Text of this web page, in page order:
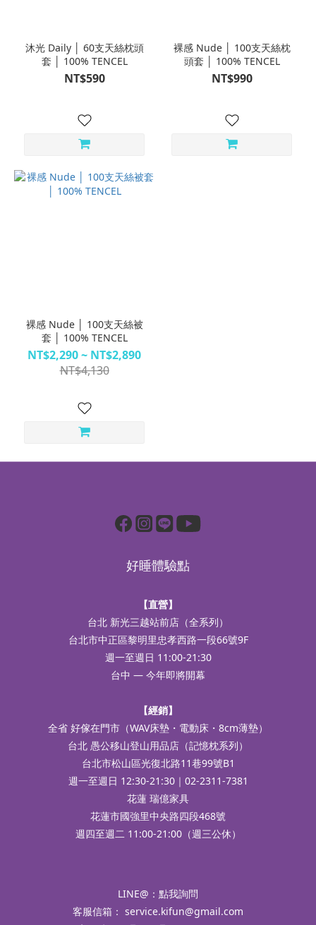
沐光 Daily │ 60支天絲枕頭
套 │ 100% TENCEL
NT$590
裸感 Nude │ 100支天絲枕
頭套 │ 100% TENCEL
NT$990
裸感 Nude │ 100支天絲被
套 │ 100% TENCEL
NT$2,290 ~ NT$2,890
NT$4,130
好睡體驗點
【直營】
台北 新光三越站前店（全系列）
台北市中正區黎明里忠孝西路一段66號9F
週一至週日 11:00-21:30
台中 — 今年即將開幕
【經銷】
全省 好傢在門市（WAV床墊・電動床・8cm薄墊）
台北 愚公移山登山用品店（記憶枕系列）
台北市松山區光復北路11巷99號B1
週一至週日 12:30-21:30｜02-2311-7381
花蓮 瑞億家具
花蓮市國強里中央路四段468號
週四至週二 11:00-21:00（週三公休）
LINE@： 點我詢問
客服信箱： service.kifun@gmail.com